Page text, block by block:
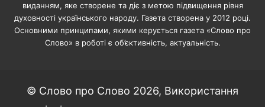
виданням, яке створене та діє з метою підвищення рівня
духовності українського народу. Газета створена у 2012 році.
Основними принципами, якими керується газета «Слово про
Слово» в роботі є об’єктивність, актуальність.
© Слово про Слово 2026, Використання